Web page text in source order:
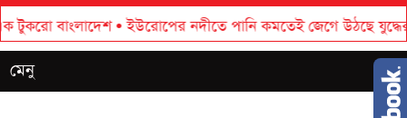
বাংলাদেশ•ইউরোপের নদীতে পানি কমতেই জেগে উঠছে যুদ্ধের
মেনু